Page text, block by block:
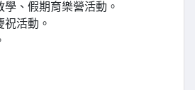
、假期育樂營活動。
祝活動。